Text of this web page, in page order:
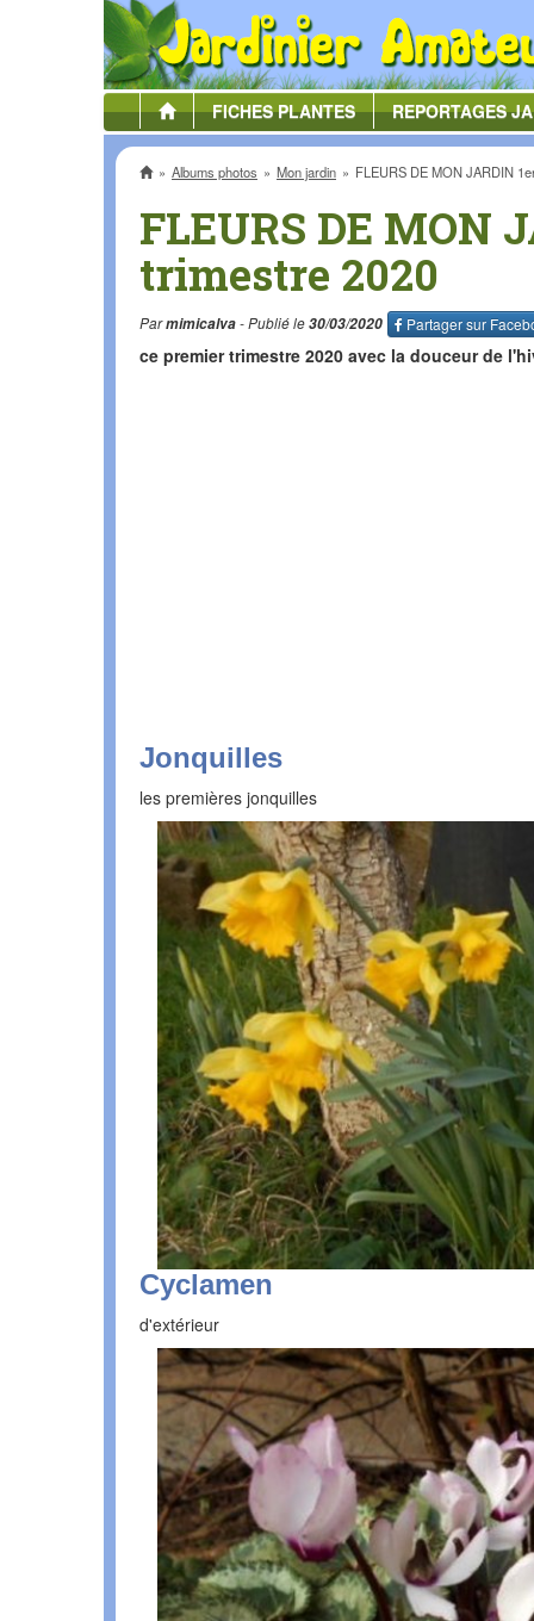
FICHESPLANTES REPORTAGES
AccueilAlbums photos Mon jardin FLEURS DE MON JARDIN
FLEURS DE MON
trimestre 2020
Parmimicalva- Publié le30/03/2020 Partager sur
ce premier trimestre 2020 avec la douceur de
Jonquilles
les premières jonquilles
Cyclamen
d'extérieur